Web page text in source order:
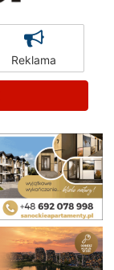
Reklama